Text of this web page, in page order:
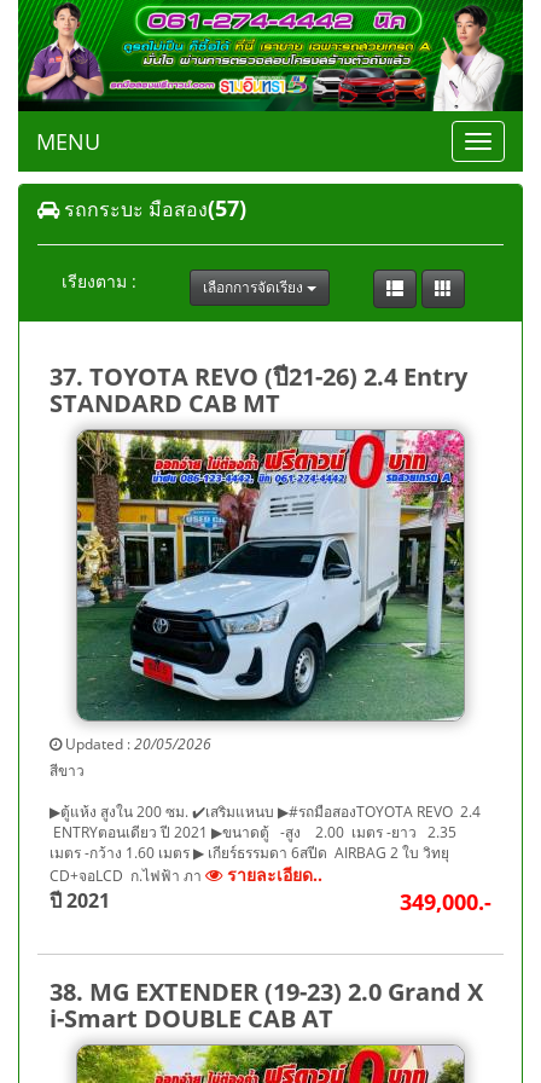
Toggle
MENU
รถกระบะ มือสอง(57)
เรียงตาม : เลือกการจัดเรียง
37. TOYOTA REVO (ปี21-26) 2.4 Entry
STANDARD CAB MT
Updated :20/05/2026
สีขาว
▶ตู้แห้ง สูงใน 200 ซม. ✔️เสริมแหนบ ▶#รถมือสองTOYOTA REVO 2.4
ENTRYตอนเดียว ปี 2021 ▶ขนาดตู้ -สูง 2.00 เมตร -ยาว 2.35
เมตร -กว้าง 1.60 เมตร ▶ เกียร์ธรรมดา 6สปีด AIRBAG 2 ใบ วิทยุ
CD+จอLCD ก.ไฟฟ้า ภา
รายละเอียด..
ปี 2021 349,000.-
38. MG EXTENDER (19-23) 2.0 Grand X
i-Smart DOUBLE CAB AT